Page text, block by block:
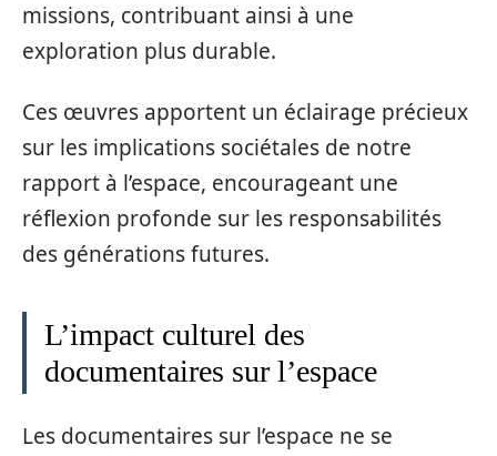
missions, contribuant ainsi à une
exploration plus durable.
Ces œuvres apportent un éclairage précieux
sur les implications sociétales de notre
rapport à l’espace, encourageant une
réflexion profonde sur les responsabilités
des générations futures.
L’impact culturel des
documentaires sur l’espace
Les documentaires sur l’espace ne se